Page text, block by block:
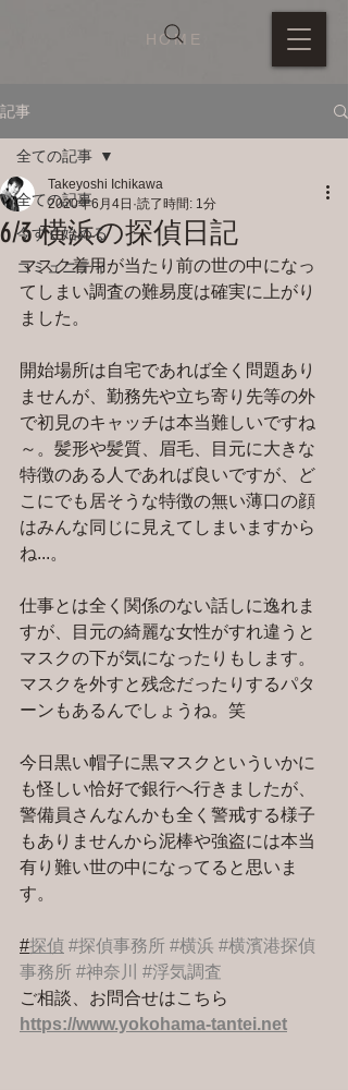
HOME
記事
全ての記事
今すぐ始める
コミュニティ
全ての記事
6/3 横浜の探偵日記
Takeyoshi Ichikawa
2020年6月4日 読了時間: 1分
マスク着用が当たり前の世の中になっ
てしまい調査の難易度は確実に上がり
ました。
開始場所は自宅であれば全く問題あり
ませんが、勤務先や立ち寄り先等の外
で初見のキャッチは本当難しいですね
～。髪形や髪質、眉毛、目元に大きな
特徴のある人であれば良いですが、ど
こにでも居そうな特徴の無い薄口の顔
はみんな同じに見えてしまいますから
ね...。
仕事とは全く関係のない話しに逸れま
すが、目元の綺麗な女性がすれ違うと
マスクの下が気になったりもします。
マスクを外すと残念だったりするパタ
ーンもあるんでしょうね。笑
今日黒い帽子に黒マスクといういかに
も怪しい恰好で銀行へ行きましたが、
警備員さんなんかも全く警戒する様子
もありませんから泥棒や強盗には本当
有り難い世の中になってると思いま
す。
#探偵 #探偵事務所 #横浜 #横濱港探偵
事務所 #神奈川
#浮気調査
ご相談、お問合せはこちら
https://www.yokohama-tantei.net